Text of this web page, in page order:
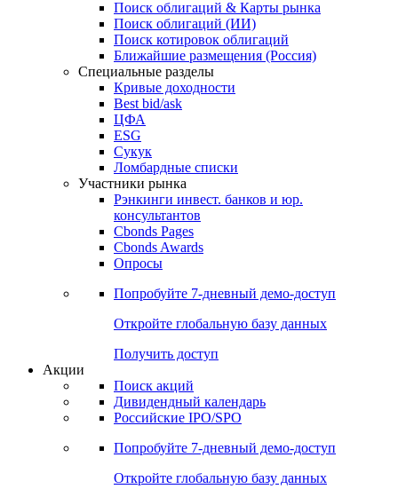
Поиск облигаций & Карты рынка
Поиск облигаций (ИИ)
Поиск котировок облигаций
Ближайшие размещения (Россия)
Специальные разделы
Кривые доходности
Best bid/ask
ЦФА
ESG
Сукук
Ломбардные списки
Участники рынка
Рэнкинги инвест. банков и юр.
консультантов
Cbonds Pages
Cbonds Awards
Опросы
Попробуйте 7-дневный демо-доступ
Откройте глобальную базу данных
Получить доступ
Акции
Поиск акций
Дивидендный календарь
Российские IPO/SPO
Попробуйте 7-дневный демо-доступ
Откройте глобальную базу данных